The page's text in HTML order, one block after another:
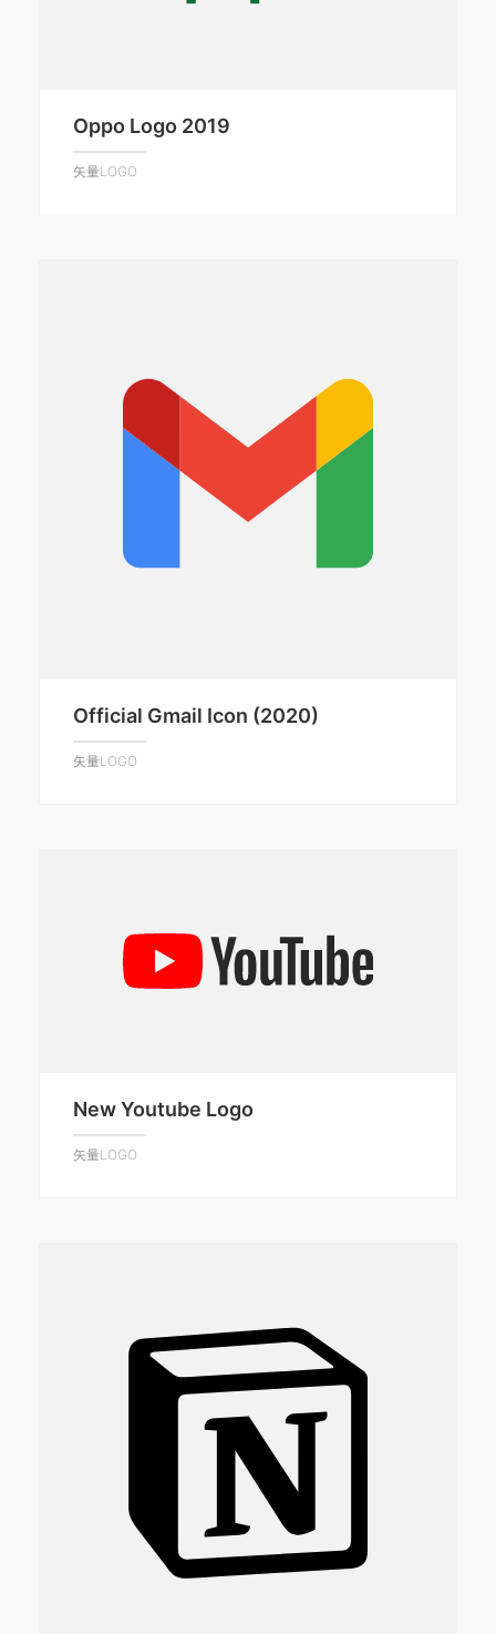
Oppo Logo 2019
矢量LOGO
Official Gmail Icon (2020)
矢量LOGO
New Youtube Logo
矢量LOGO